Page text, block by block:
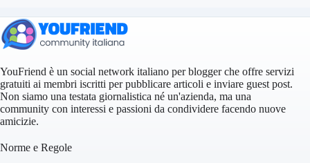
YouFriend è un social network italiano per blogger che offre servizi
gratuiti ai membri iscritti per pubblicare articoli e inviare guest post.
Non siamo una testata giornalistica né un'azienda, ma una
community con interessi e passioni da condividere facendo nuove
amicizie.
Norme e Regole